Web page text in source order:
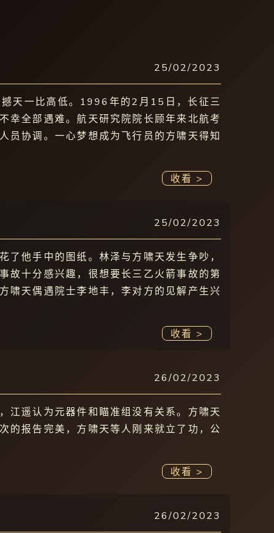
25/02/2023
天一比高低。1996年的2月15日，长征三
幸全部遇难。航天研究院院长顾年来北航考
员协调。一心梦想成为飞行员的方啸天得知
收看 >
25/02/2023
他手中的图纸。林泽与方啸天发生争吵，
故十分感兴趣，很想要长三乙火箭事故的第
啸天偶遇院士李地丰，李对方的见解产生兴
收看 >
26/02/2023
江遥认为元器件和瞄准组没有关系。方啸天
的报告完美，方啸天等人刚来就立了功，公
收看 >
26/02/2023